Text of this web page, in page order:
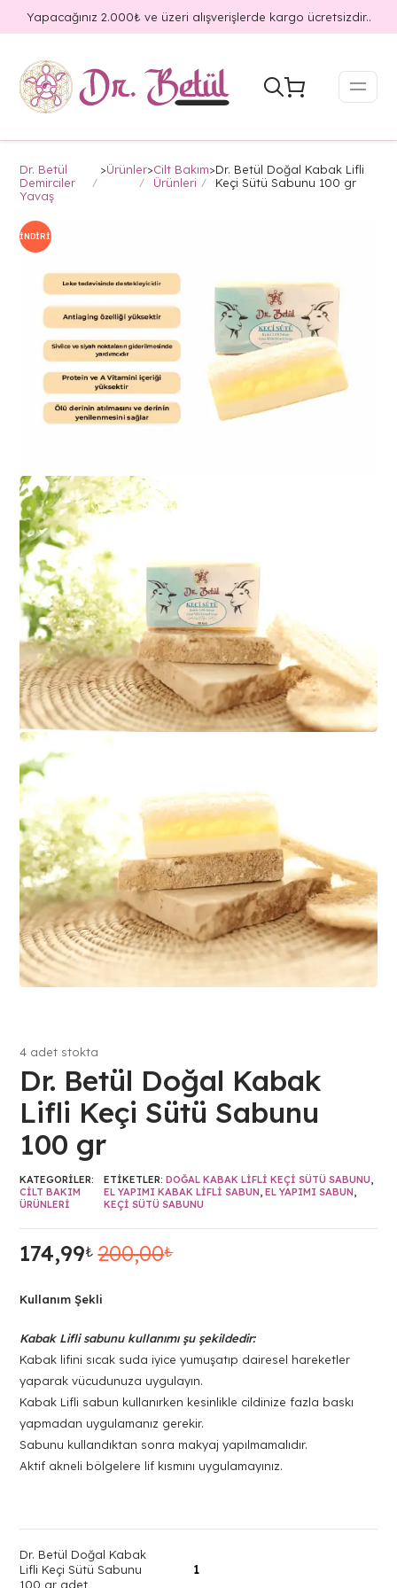
Yapacağınız 2.000₺ ve üzeri alışverişlerde kargo ücretsizdir..
Dr. Betül
Demirciler
Yavaş
>Ürünler>Cilt Bakım
Ürünleri
>Dr. Betül Doğal Kabak Lifli
Keçi Sütü Sabunu 100 gr
İNDIRIM!
Dr. Betül Doğal Kabak
Lifli Keçi Sütü Sabunu
100 gr
200,00₺
Orijinal
200,00₺.
174,99₺
Şu
fiyat:
Kullanım Şekli
Kabak Lifli sabunu kullanımı şu şekildedir:
Kabak lifini sıcak suda iyice yumuşatıp dairesel hareketler
yaparak vücudunuza uygulayın.
Kabak Lifli sabun kullanırken kesinlikle cildinize fazla baskı
yapmadan uygulamanız gerekir.
Sabunu kullandıktan sonra makyaj yapılmamalıdır.
Aktif akneli bölgelere lif kısmını uygulamayınız.
4 adet stokta
Dr. Betül Doğal Kabak
Lifli Keçi Sütü Sabunu
100 gr adet
KATEGORILER:
CILT BAKIM
ÜRÜNLERI
ETIKETLER: DOĞAL KABAK LIFLI KEÇI SÜTÜ SABUNU
EL YAPIMI KABAK LIFLI SABUN EL YAPIMI SABUN
KEÇI SÜTÜ SABUNU